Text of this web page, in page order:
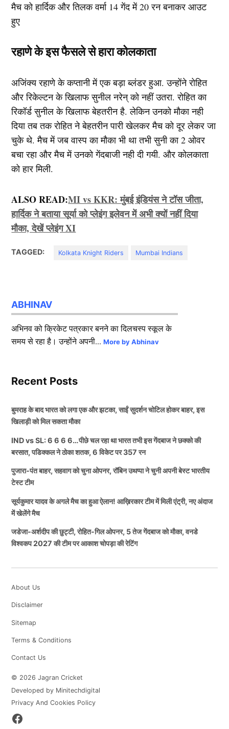
मैच को हार्दिक और तिलक वर्मा 14 गेंद में 20 रन बनाकर आउट
हुए
रहाणे के इस फैसले से हारा कोलकाता
अजिंक्य रहाणे के कप्तानी में एक बड़ा ब्लंडर हुआ. उन्होंने रोहित
और रिकेल्टन के खिलाफ सुनील नरेन् को नहीं उतरा. रोहित का
रिकॉर्ड सुनील के खिलाफ बेहतरीन है. लेकिन उनको मौका नही
दिया तब तक रोहित ने बेहतरीन पारी खेलकर मैच को दूर लेकर जा
चुके थे. मैच में जब वास्प का मौका भी था तभी सुनी का 2 ओवर
बचा रहा और मैच में उनको गेंदबाजी नही दी गयी. और कोलकाता
को हार मिली.
ALSO READ:MI vs KKR: मुंबई इंडियंस ने टॉस जीता,
हार्दिक ने बताया सूर्या को प्लेइंग इलेवन में अभी क्यों नहीं दिया
मौका, देखें प्लेइंग XI
TAGGED: Kolkata Knight Riders Mumbai Indians
ABHINAV
अभिनव को क्रिकेट पत्रकार बनने का दिलचस्प स्कूल के
समय से रहा है। उन्होंने अपनी...More by Abhinav
Recent Posts
बुमराह के बाद भारत को लगा एक और झटका, साईं सुदर्शन चोटिल होकर बाहर, इस
खिलाड़ी को मिल सकता मौका
IND vs SL: 6 6 6 6…पीछे चल रहा था भारत तभी इस गेंदबाज ने छक्को की
बरसात, पडिक्कल ने ठोका शतक, 6 विकेट पर 357 रन
पुजारा-पंत बाहर, सहवाग को चुना ओपनर, रॉबिन उथप्पा ने चुनी अपनी बेस्ट भारतीय
टेस्ट टीम
सूर्यकुमार यादव के अगले मैच का हुआ ऐलान! आख़िरकार टीम में मिली एंट्री, नए अंदाज
में खेलेंगे मैच
जडेजा-अर्शदीप की छुट्टी, रोहित-गिल ओपनर, 5 तेज गेंदबाज को मौका, वनडे
विश्वकप 2027 की टीम पर आकाश चोपड़ा की रेटिंग
About Us
Disclaimer
Sitemap
Terms & Conditions
Contact Us
© 2026 Jagran Cricket
Developed by Minitechdigital
Privacy And Cookies Policy
Facebook